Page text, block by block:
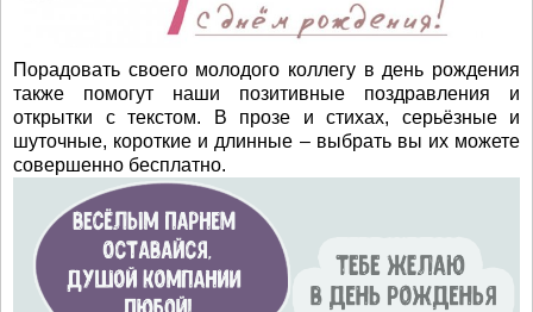
Порадовать своего молодого коллегу в день рождения
также помогут наши позитивные поздравления и
открытки с текстом. В прозе и стихах, серьёзные и
шуточные, короткие и длинные – выбрать вы их можете
совершенно бесплатно.